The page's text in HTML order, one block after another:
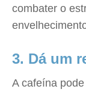
combater o
3. Dá um
A cafeína